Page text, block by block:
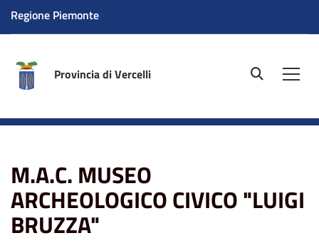
Regione Piemonte
Provincia di Vercelli site.searc
"LUIGI BRUZZA"
M.A.C. MUSEO
ARCHEOLOGICO CIVICO "LUIGI
BRUZZA"